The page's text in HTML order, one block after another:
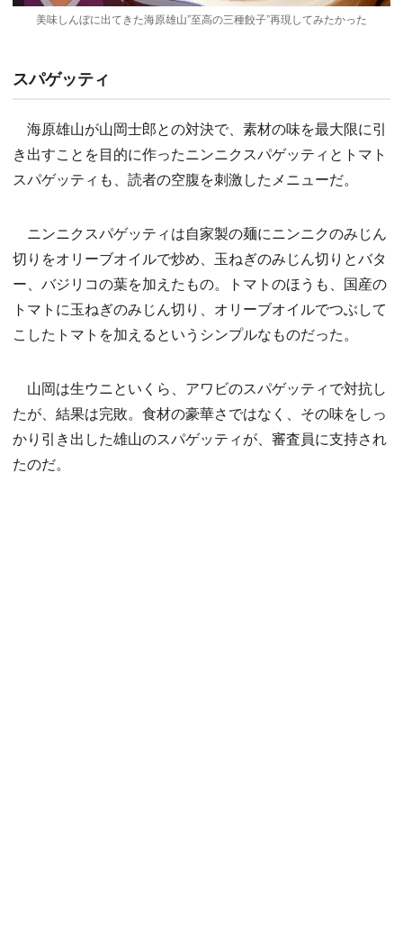
美味しんぼに出てきた海原雄山”至高の三種餃子”再現してみたかった
スパゲッティ
海原雄山が山岡士郎との対決で、素材の味を最大限に引
き出すことを目的に作ったニンニクスパゲッティとトマト
スパゲッティも、読者の空腹を刺激したメニューだ。
ニンニクスパゲッティは自家製の麺にニンニクのみじん
切りをオリーブオイルで炒め、玉ねぎのみじん切りとバタ
ー、バジリコの葉を加えたもの。トマトのほうも、国産の
トマトに玉ねぎのみじん切り、オリーブオイルでつぶして
こしたトマトを加えるというシンプルなものだった。
山岡は生ウニといくら、アワビのスパゲッティで対抗し
たが、結果は完敗。食材の豪華さではなく、その味をしっ
かり引き出した雄山のスパゲッティが、審査員に支持され
たのだ。